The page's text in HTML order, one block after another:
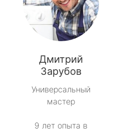
Дмитрий
Зарубов
Универсальный
мастер
9 лет опыта в